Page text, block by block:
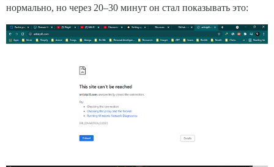
нормально, но через 20–30 минут он стал показывать это: